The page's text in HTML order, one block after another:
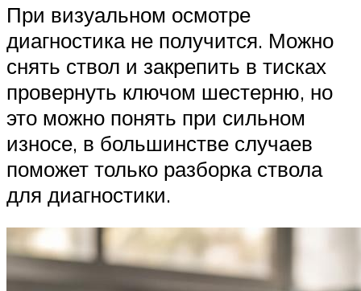
При визуальном осмотре
диагностика не получится. Можно
снять ствол и закрепить в тисках
провернуть ключом шестерню, но
это можно понять при сильном
износе, в большинстве случаев
поможет только разборка ствола
для диагностики.